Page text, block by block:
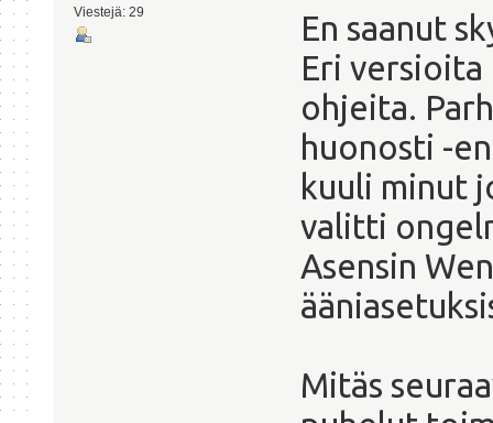
Viestejä: 29
En saanut
Eri
ohjeita.
huonosti -
kuuli minut
valitti
Asensin
Mitäs